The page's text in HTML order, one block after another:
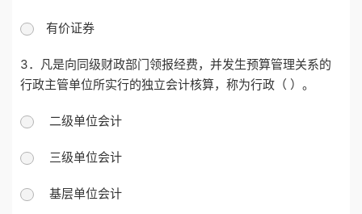
有价证券
3．凡是向同级财政部门领报经费，并发生预算管理关系的
行政主管单位所实行的独立会计核算，称为行政（ ）。
二级单位会计
三级单位会计
基层单位会计